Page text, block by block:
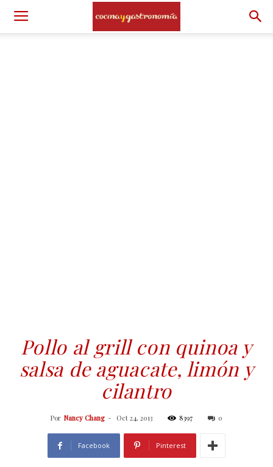
Pollo al grill con quinoa y
salsa de aguacate, limón y
cilantro
Por Nancy Chang - Oct 24, 2013 8397 0
Facebook Pinterest